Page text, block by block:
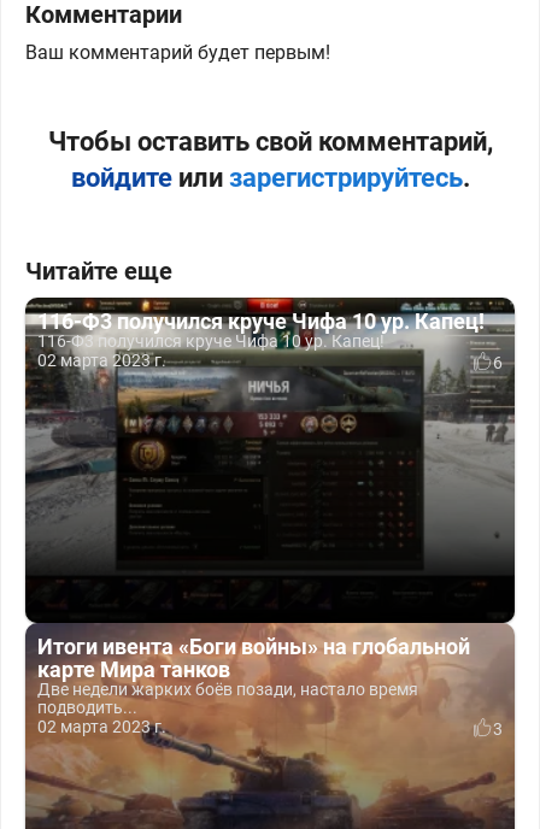
Комментарии
Ваш комментарий будет первым!
Чтобы оставить свой комментарий,
войдитеили зарегистрируйтесь.
Читайте еще
116-Ф3 получился круче Чифа 10 ур. Капец!
116-Ф3 получился круче Чифа 10 ур. Капец!
02 марта 2023 г.
6
Итоги ивента «Боги войны» на глобальной
карте Мира танков
Две недели жарких боёв позади, настало время
подводить...
02 марта 2023 г.
3